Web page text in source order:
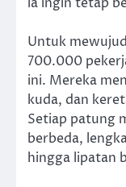
Untuk
700.000
ini. Mereka
kuda, dan
Setiap patung
berbeda,
hingga lipatan